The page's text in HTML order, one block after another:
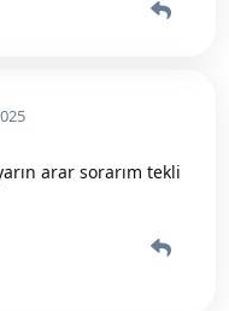
arar sorarım tekli